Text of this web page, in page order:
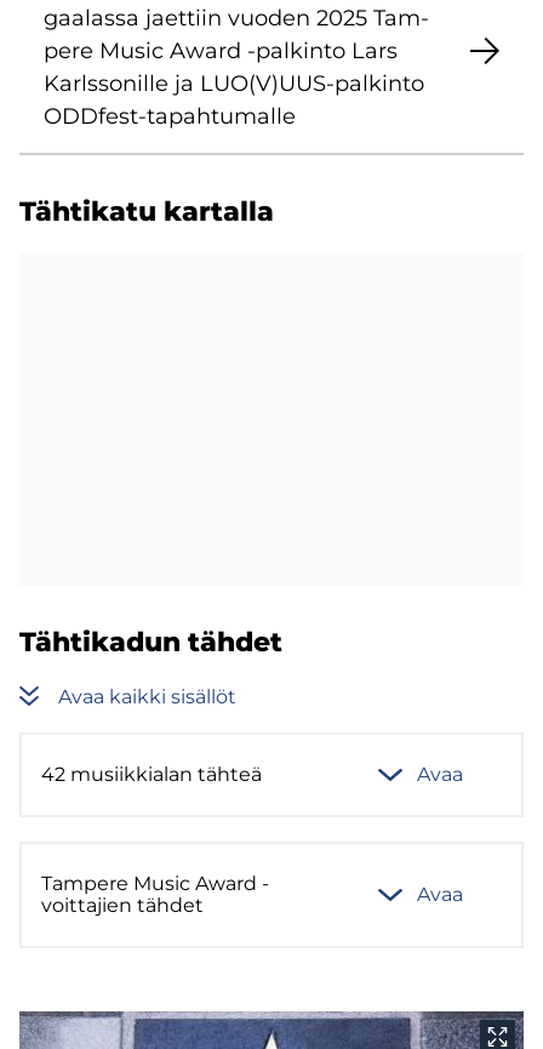
gaalassa jaet­tiin vuo­den 2025 Tam­
pe­re Music Award -​palkinto Lars
Karls­so­nil­le ja LUO(V)UUS-​palkinto
ODDfest-​tapahtumalle
Täh­ti­ka­tu kar­tal­la
Täh­ti­ka­dun täh­det
Avaa kaik­ki si­säl­löt
42 musiik­kia­lan täh­teä Avaa
Tam­pe­re Music Award -​
voittajien täh­det
Avaa